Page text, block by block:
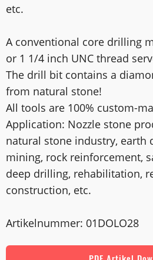
etc.
A conventional core drilling
or 1 1/4 inch UNC thread
The drill bit contains a
from natural stone!
All tools are 100% custom-
Application: Nozzle stone
natural stone industry, earth
mining, rock reinforcement,
deep drilling, rehabilitation,
construction, etc.
Artikelnummer: 01DOLO28